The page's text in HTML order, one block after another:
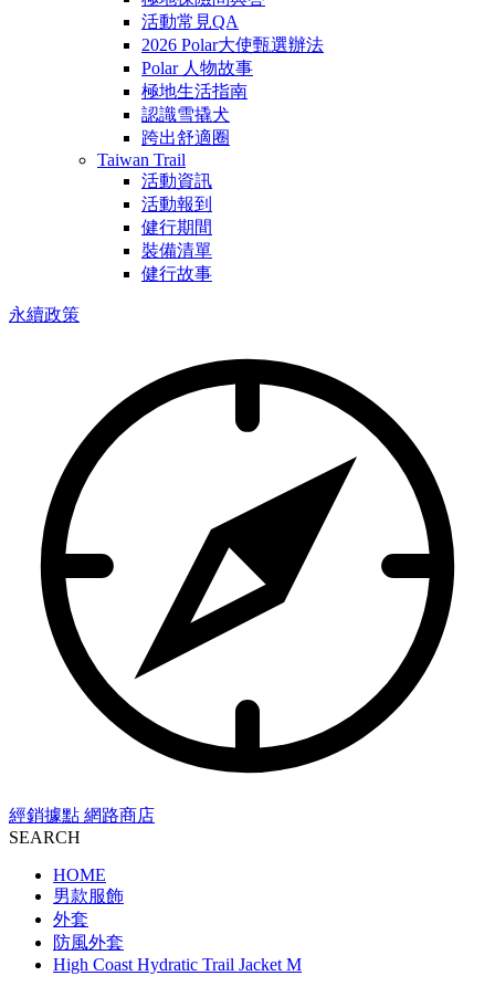
活動常見QA
2026 Polar大使甄選辦法
Polar 人物故事
極地生活指南
認識雪撬犬
跨出舒適圈
Taiwan Trail
活動資訊
活動報到
健行期間
裝備清單
健行故事
永續政策
經銷據點 網路商店
SEARCH
HOME
男款服飾
外套
防風外套
High Coast Hydratic Trail Jacket M